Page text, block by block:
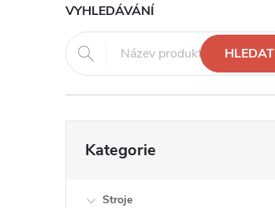
P
o
s
VYHLEDÁVÁNÍ
HLEDAT
kategorie
Kategorie
Stroje